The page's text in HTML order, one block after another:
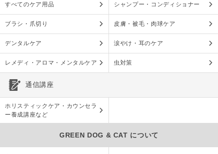
すべてのケア用品 シャンプー・コンディショナー
ブラシ・爪切り 皮膚・被毛・肉球ケア
デンタルケア 涙やけ・耳のケア
レメディ・アロマ・メンタルケア 虫対策
通信講座
ホリスティックケア・カウンセラ
ー養成講座など
GREEN DOG & CAT について